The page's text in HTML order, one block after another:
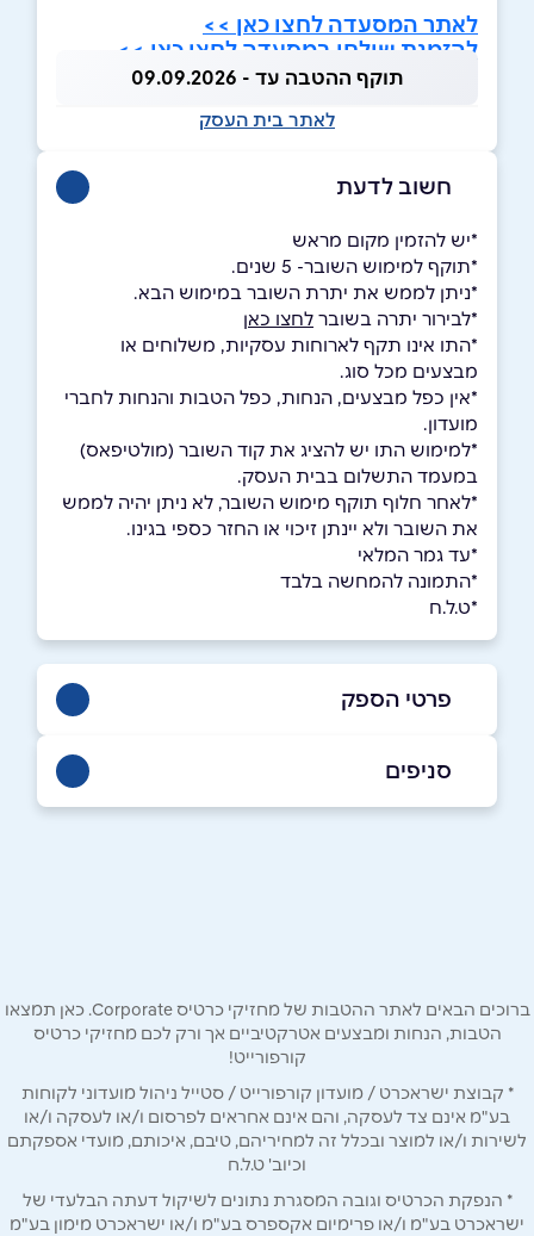
לאתר המסעדה לחצו כאן >>
להזמנת שולחן במסעדה לחצו כאן >>
תוקף ההטבה עד - 09.09.2026
לאתר בית העסק
חשוב לדעת
*יש להזמין מקום מראש
*תוקף למימוש השובר- 5 שנים.
*ניתן לממש את יתרת השובר במימוש הבא.
*לבירור יתרה בשובר לחצו כאן
*התו אינו תקף לארוחות עסקיות, משלוחים או
מבצעים מכל סוג.
*אין כפל מבצעים, הנחות, כפל הטבות והנחות לחברי
מועדון.
*למימוש התו יש להציג את קוד השובר (מולטיפאס)
במעמד התשלום בבית העסק.
*לאחר חלוף תוקף מימוש השובר, לא ניתן יהיה לממש
את השובר ולא יינתן זיכוי או החזר כספי בגינו.
*עד גמר המלאי
*התמונה להמחשה בלבד
*ט.ל.ח
פרטי הספק
באתר באינסטגרם
טלפון*
אנא חזרו אלי בקשר ל...
סניפים
ברוכים הבאים לאתר ההטבות של מחזיקי כרטיס Corporate. כאן תמצאו
הטבות, הנחות ומבצעים אטרקטיביים אך ורק לכם מחזיקי כרטיס
קורפורייט!
* קבוצת ישראכרט / מועדון קורפורייט / סטייל ניהול מועדוני לקוחות
בע"מ אינם צד לעסקה, והם אינם אחראים לפרסום ו/או לעסקה ו/או
לשירות ו/או למוצר ובכלל זה למחיריהם, טיבם, איכותם, מועדי אספקתם
וכיוב' ט.ל.ח
* הנפקת הכרטיס וגובה המסגרת נתונים לשיקול דעתה הבלעדי של
ישראכרט בע"מ ו/או פרימיום אקספרס בע"מ ו/או ישראכרט מימון בע"מ